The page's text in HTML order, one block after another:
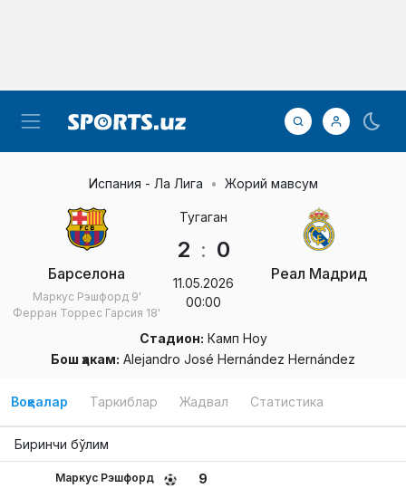
Испания - Ла Лига Жорий мавсум
Барселона
Маркус Рэшфорд 9'
Ферран Торрес Гарсия 18'
Тугаган
2 : 0
11.05.2026
00:00
Реал Мадрид
Стадион: Камп Ноу
Бош ҳакам: Alejandro José Hernández Hernández
Воқеалар Таркиблар Жадвал Статистика
Биринчи бўлим
9
Маркус Рэшфорд